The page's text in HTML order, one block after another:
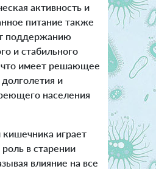
активность и
питание также
поддержанию
и стабильного
имеет решающее
и
населения
играет
в старении
влияние на все